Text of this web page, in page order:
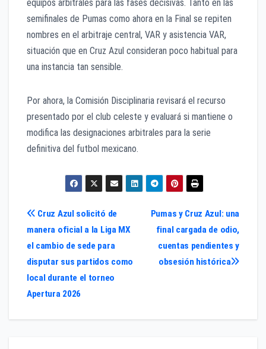
equipos arbitrales para las fases decisivas. Tanto en las
semifinales de Pumas como ahora en la Final se repiten
nombres en el arbitraje central, VAR y asistencia VAR,
situación que en Cruz Azul consideran poco habitual para
una instancia tan sensible.
Por ahora, la Comisión Disciplinaria revisará el recurso
presentado por el club celeste y evaluará si mantiene o
modifica las designaciones arbitrales para la serie
definitiva del futbol mexicano.
Navegación
de
entradas
Pumas y Cruz Azul: una
final cargada de odio,
cuentas pendientes y
obsesión histórica
Cruz Azul solicitó de
manera oficial a la Liga MX
el cambio de sede para
disputar sus partidos como
local durante el torneo
Apertura 2026